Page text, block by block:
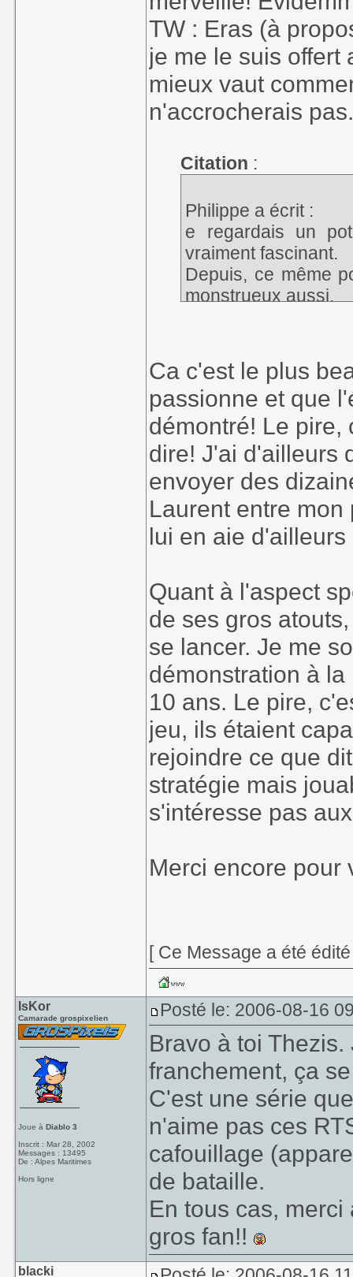
TW : Eras (à
je me le suis
mieux vaut
n'accrocherais
Citation :
Philippe a écrit :
e regardais un
vraiment fascinant.
Depuis, ce même
monstrueux aussi.
Je ne pense pas y
pas ma tasse de
tout ça
Ca c'est le plus
passionne et que
démontré! Le pire,
dire! J'ai d'ailleurs
envoyer des
Laurent entre
lui en aie
Quant à l'aspect
de ses gros
se lancer. Je me
démonstration à
10 ans. Le pire,
jeu, ils étaient
rejoindre ce que
stratégie mais
s'intéresse pas
Merci encore
[ Ce Message a été
IsKor
Camarade grospixelien
Joue àDiablo 3
Inscrit : Mar 28, 2002
Messages : 13495
De : Alpes Maritimes
Hors ligne
Posté le: 2006-08-16
Bravo à toi
franchement, ça
C'est une série
n'aime pas ces
cafouillage
de bataille.
En tous cas,
gros fan!!
blacki